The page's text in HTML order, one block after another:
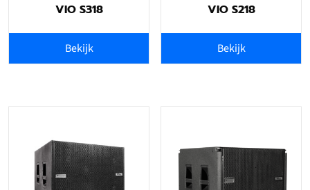
VIO S318
Bekijk
VIO S218
Bekijk